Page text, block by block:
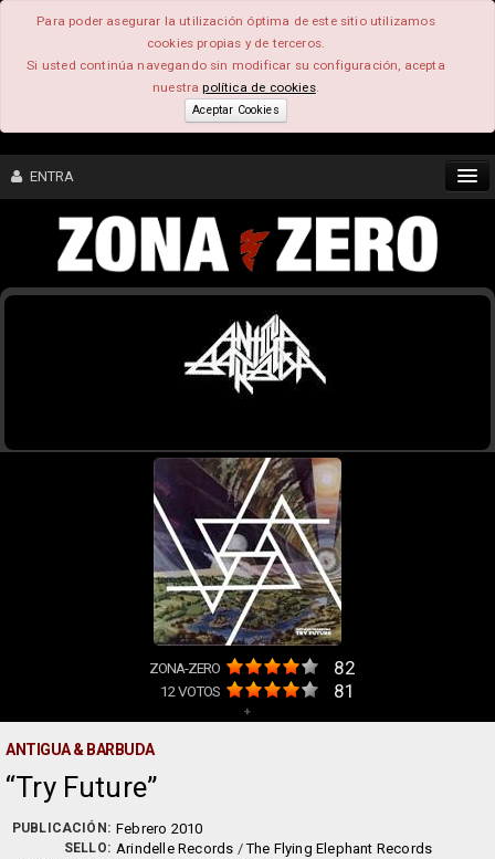
Para poder asegurar la utilización óptima de este sitio utilizamos
cookies propias y de terceros.
Si usted continúa navegando sin modificar su configuración, acepta
nuestrapolítica de cookies.
Aceptar Cookies
ENTRA
CONTENIDO
ZONA-ZERO 82
12VOTOS 81
+
ANTIGUA & BARBUDA
Try Future
PUBLICACIÓN: Febrero 2010
SELLO: Arindelle Records /The Flying Elephant Records